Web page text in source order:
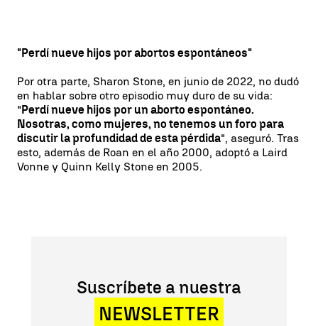
"Perdí nueve hijos por abortos espontáneos"
Por otra parte, Sharon Stone, en junio de 2022, no dudó
en hablar sobre otro episodio muy duro de su vida:
"Perdí nueve hijos por un aborto espontáneo.
Nosotras, como mujeres, no tenemos un foro para
discutir la profundidad de esta pérdida", aseguró. Tras
esto, además de Roan en el año 2000, adoptó a Laird
Vonne y Quinn Kelly Stone en 2005.
Suscríbete a nuestra
NEWSLETTER